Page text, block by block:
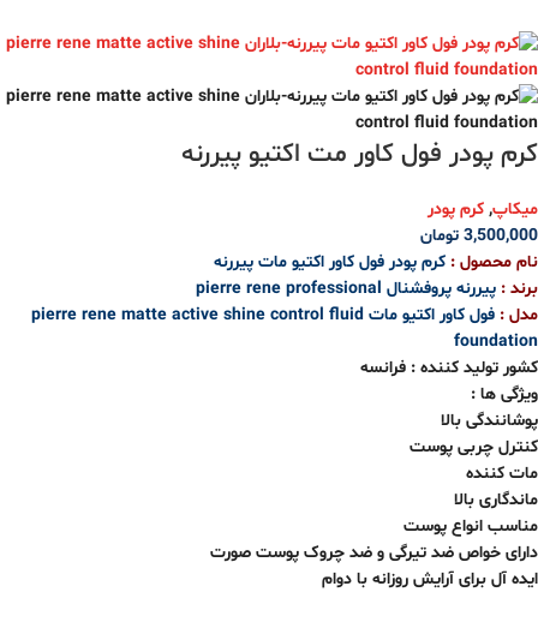
کرم پودر فول کاور مت اکتیو پیررنه
میکاپ, کرم پودر
3,500,000 تومان
نام محصول : کرم پودر فول کاور اکتیو مات پیررنه
برند : پیررنه پروفشنال pierre rene professional
مدل :
فول کاور اکتیو مات pierre rene matte active shine control fluid
foundation
کشور تولید کننده : فرانسه
ویژگی ها :
پوشانندگی بالا
کنترل چربی پوست
مات کننده
ماندگاری بالا
مناسب انواع پوست
دارای خواص ضد تیرگی و ضد چروک پوست صورت
ایده آل برای آرایش روزانه با دوام